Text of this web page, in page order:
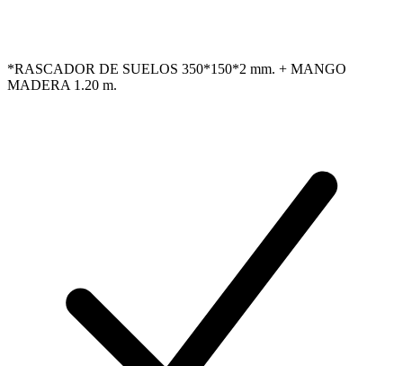
*RASCADOR DE SUELOS 350*150*2 mm. + MANGO
MADERA 1.20 m.